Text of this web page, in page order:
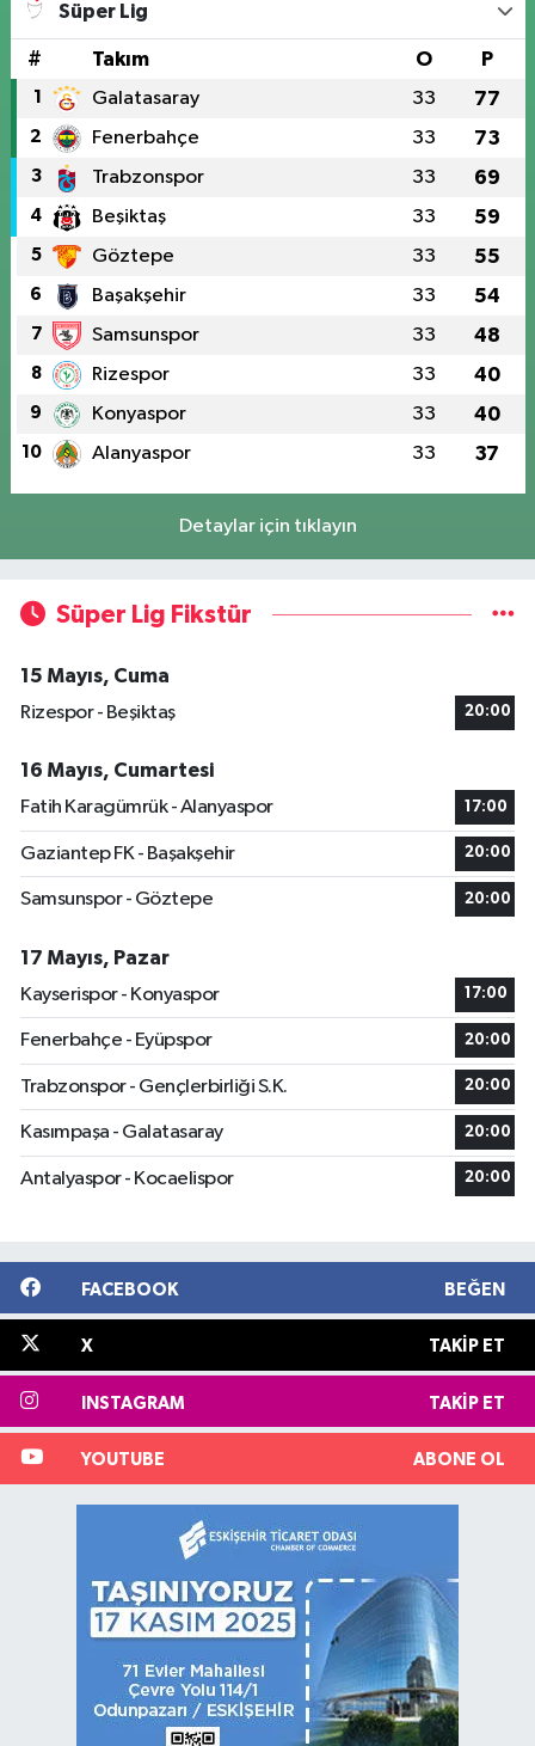
Süper Lig
# Takım O P
1 Galatasaray 33 77
2 Fenerbahçe 33 73
3 Trabzonspor 33 69
4 Beşiktaş 33 59
5 Göztepe 33 55
6 Başakşehir 33 54
7 Samsunspor 33 48
8 Rizespor 33 40
9 Konyaspor 33 40
10 Alanyaspor 33 37
Detaylar için tıklayın
Süper Lig Fikstür
15 Mayıs, Cuma
Rizespor - Beşiktaş
20:00
16 Mayıs, Cumartesi
Fatih Karagümrük - Alanyaspor
17:00
Gaziantep FK - Başakşehir 20:00
Samsunspor - Göztepe 20:00
17 Mayıs, Pazar
Kayserispor - Konyaspor
17:00
Fenerbahçe - Eyüpspor 20:00
Trabzonspor - Gençlerbirliği S.K. 20:00
Kasımpaşa - Galatasaray 20:00
Antalyaspor - Kocaelispor 20:00
FACEBOOK BEĞEN
X TAKIP ET
INSTAGRAM TAKIP ET
YOUTUBE ABONE OL